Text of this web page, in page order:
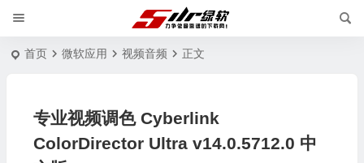
首页 微软应用 视频音频 正文
专业视频调色 Cyberlink
ColorDirector Ultra v14.0.5712.0 中